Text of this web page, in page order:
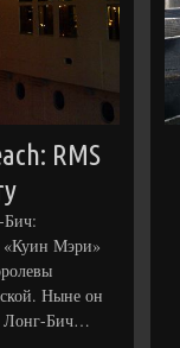
RMS
«Куин Мэри»
Ныне он
Лонг-Бич…